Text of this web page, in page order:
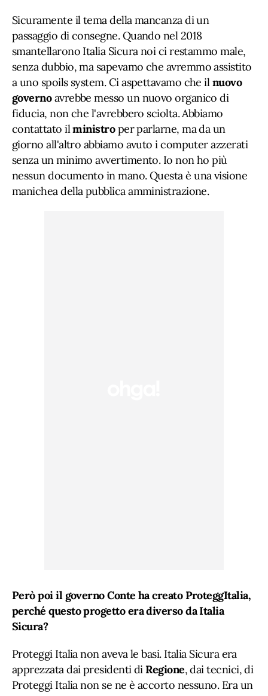
Sicuramente il tema della mancanza di un
passaggio di consegne. Quando nel 2018
smantellarono Italia Sicura noi ci restammo male,
senza dubbio, ma sapevamo che avremmo assistito
a uno spoils system. Ci aspettavamo che ilnuovo
governoavrebbe messo un nuovo organico di
fiducia, non che l'avrebbero sciolta. Abbiamo
contattato ilministroper parlarne, ma da un
giorno all'altro abbiamo avuto i computer azzerati
senza un minimo avvertimento. Io non ho più
nessun documento in mano. Questa è una visione
manichea della pubblica amministrazione.
Però poi il governo Conte ha creato ProteggItalia,
perché questo progetto era diverso da Italia
Sicura?
Proteggi Italia non aveva le basi. Italia Sicura era
apprezzata dai presidenti diRegione, dai tecnici, di
Proteggi Italia non se ne è accorto nessuno. Era un